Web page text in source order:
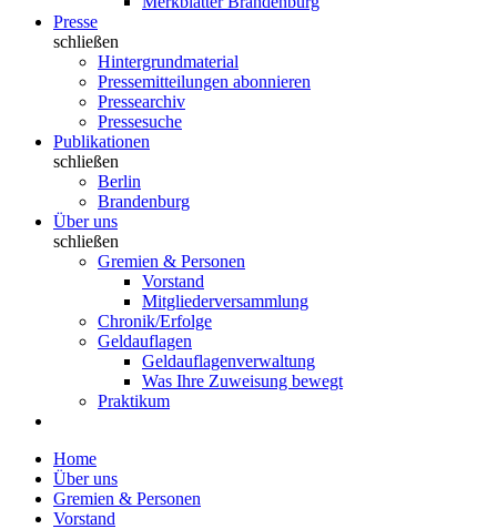
Presse
schließen
Hintergrundmaterial
Pressemitteilungen abonnieren
Pressearchiv
Pressesuche
Publikationen
schließen
Berlin
Brandenburg
Über uns
schließen
Gremien & Personen
Vorstand
Mitgliederversammlung
Chronik/Erfolge
Geldauflagen
Geldauflagenverwaltung
Was Ihre Zuweisung bewegt
Praktikum
Home
Über uns
Gremien & Personen
Vorstand